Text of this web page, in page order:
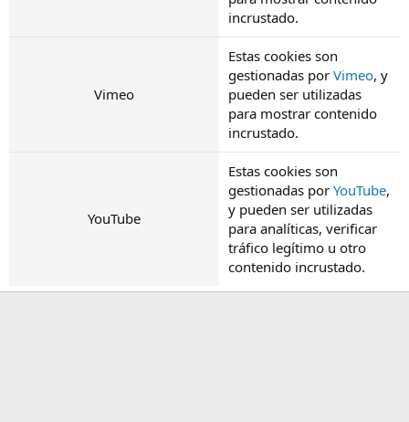
incrustado.
Vimeo
Estas cookies son
gestionadas por Vimeo, y
pueden ser utilizadas
para mostrar contenido
incrustado.
YouTube
Estas cookies son
gestionadas por YouTube,
y pueden ser utilizadas
para analíticas, verificar
tráfico legítimo u otro
contenido incrustado.